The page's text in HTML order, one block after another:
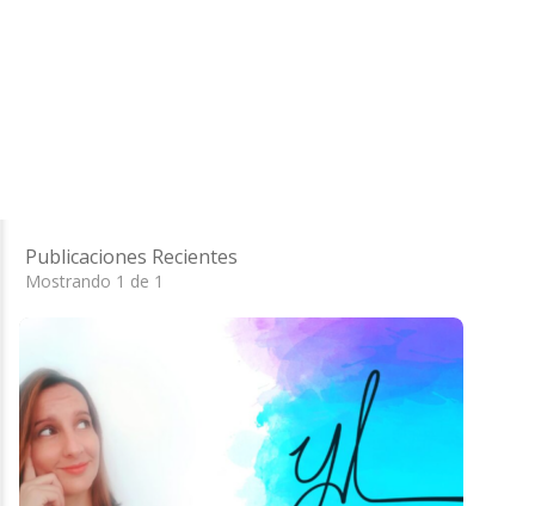
Publicaciones Recientes
Mostrando 1 de 1